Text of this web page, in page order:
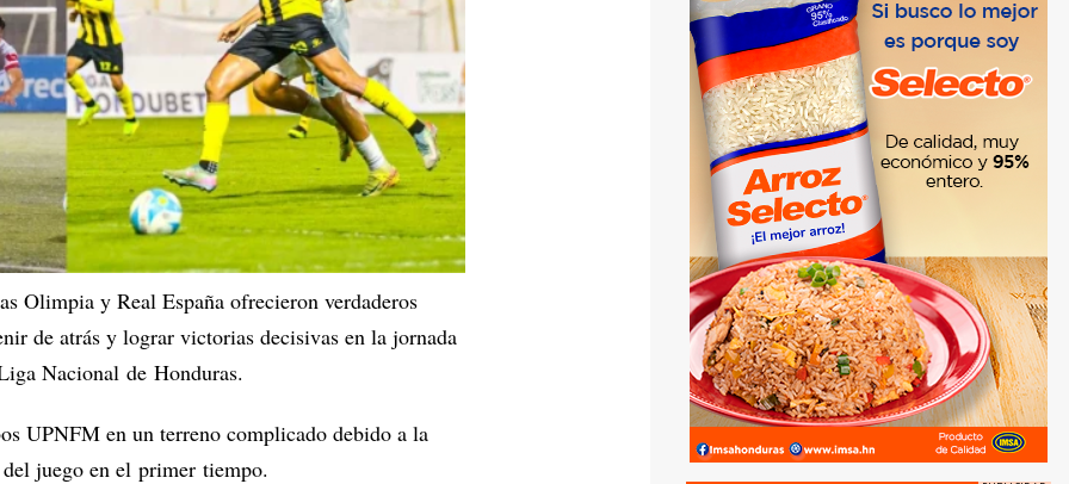
Olimpia y Real España ofrecieron verdaderos
de atrás y lograr victorias decisivas en la jornada
Nacional de Honduras.
UPNFM en un terreno complicado debido a la
juego en el primer tiempo.